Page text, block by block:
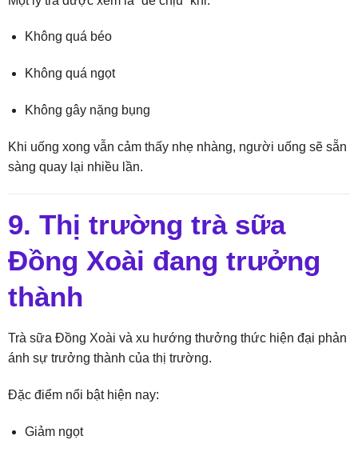
Không quá béo
Không quá ngọt
Không gây nặng bụng
Khi uống xong vẫn cảm thấy nhẹ nhàng, người uống sẽ sẵn
sàng quay lại nhiều lần.
9. Thị trường trà sữa
Đồng Xoài đang trưởng
thành
Trà sữa Đồng Xoài và xu hướng thưởng thức hiện đại phản
ánh sự trưởng thành của thị trường.
Đặc điểm nổi bật hiện nay:
Giảm ngọt